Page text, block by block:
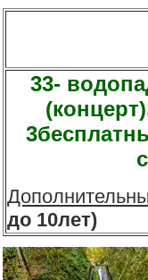
33-
до 10лет)